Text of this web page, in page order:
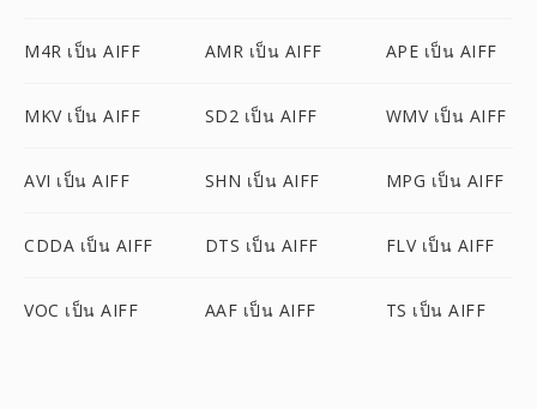
M4R เป็น AIFF AMR เป็น AIFF APE เป็น AIFF
MKV เป็น AIFF SD2 เป็น AIFF WMV เป็น AIFF
AVI เป็น AIFF SHN เป็น AIFF MPG เป็น AIFF
CDDA เป็น AIFF DTS เป็น AIFF FLV เป็น AIFF
VOC เป็น AIFF AAF เป็น AIFF TS เป็น AIFF